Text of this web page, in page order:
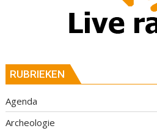
RUBRIEKEN
Agenda
Archeologie